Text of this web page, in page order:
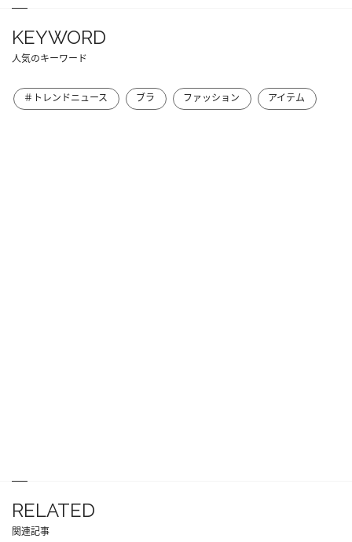
KEYWORD
人気のキーワード
＃トレンドニュース ブラ ファッション アイテム
RELATED
関連記事